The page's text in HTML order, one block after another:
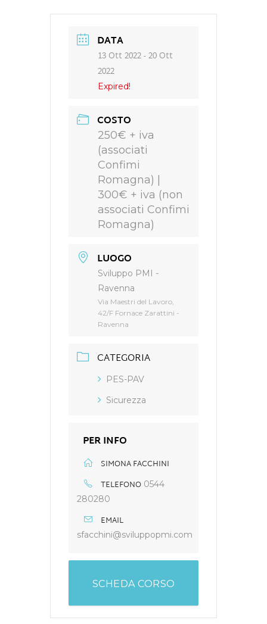
DATA
13 Ott 2022- 20 Ott
2022
Expired!
COSTO
250€ + iva
(associati
Confimi
Romagna) |
300€ + iva (non
associati Confimi
Romagna)
LUOGO
Sviluppo PMI -
Ravenna
Via Maestri del Lavoro,
42/F Fornace Zarattini -
Ravenna
CATEGORIA
PES-PAV
Sicurezza
PER INFO
SIMONA FACCHINI
TELEFONO 0544
280280
EMAIL
sfacchini@sviluppopmi.com
SCHEDA CORSO